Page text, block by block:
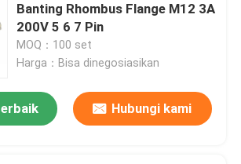
Banting Rhombus Flange M12 3A
200V 5 6 7 Pin
MOQ：100 set
Harga：Bisa dinegosiasikan
Hubungi kami